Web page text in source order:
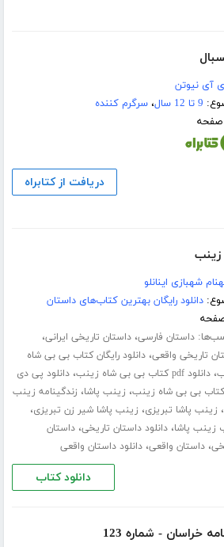
آی نیوتن
9 تا 12 سال ،سرگرم کننده
دریافت از کتابراه
زینب
شهبازی اینانلو
دانلود رایگان بهترین کتاب‌های داستان
داستان فارسی،داستان تاریخی ایرانی،
تاریخی واقعی،دانلود رایگان کتاب بی بی شاه
،دانلود pdf کتاب بی بی شاه زینب ،دانلود پی دی
بی بی شاه زینب، زینب پاشا، زندگینامه زینب
، زینب پاشا تبریزی، زینب پاشا شیر زن تبریزی،
زینب پاشا،دانلود داستان تاریخی،داستان
،داستان واقعی،دانلود داستان واقعی
دانلود کتاب
خراسان - شماره 123